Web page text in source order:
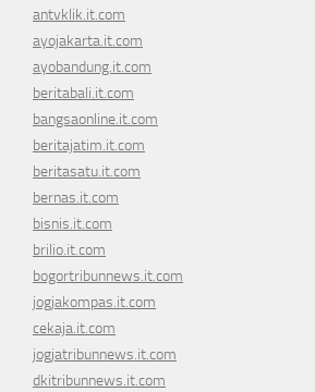
antvklik.it.com
ayojakarta.it.com
ayobandung.it.com
beritabali.it.com
bangsaonline.it.com
beritajatim.it.com
beritasatu.it.com
bernas.it.com
bisnis.it.com
brilio.it.com
bogortribunnews.it.com
jogjakompas.it.com
cekaja.it.com
jogjatribunnews.it.com
dkitribunnews.it.com